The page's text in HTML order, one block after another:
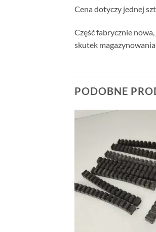
Cena dotyczy jednej
Część fabrycznie
skutek
PODOBNE